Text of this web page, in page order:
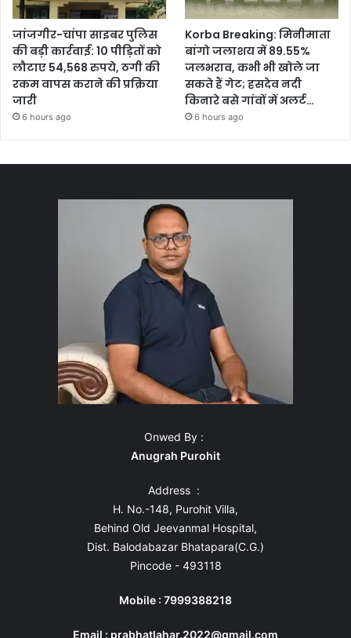
जांजगीर-चांपा साइबर पुलिस
की बड़ी कार्रवाई: 10 पीड़ितों को
लौटाए 54,568 रुपये, ठगी की
रकम वापस कराने की प्रक्रिया
जारी
6 hours ago
Korba Breaking: मिनीमाता
बांगो जलाशय में 89.55%
जलभराव, कभी भी खोले जा
सकते हैं गेट; हसदेव नदी
किनारे बसे गांवों में अलर्ट…
6 hours ago
Onwed By :
Anugrah Purohit
Address :
H. No.-148, Purohit Villa,
Behind Old Jeevanmal Hospital,
Dist. Balodabazar Bhatapara(C.G.)
Pincode - 493118
Mobile : 7999388218
Email : prabhatlahar.2022@gmail.com